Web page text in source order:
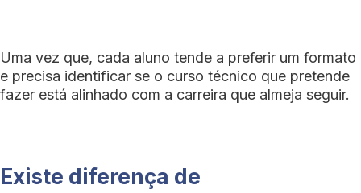
Uma vez que, cada aluno tende a preferir um formato
e precisa identificar se o curso técnico que pretende
fazer está alinhado com a carreira que almeja seguir.
Existe diferença de